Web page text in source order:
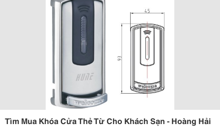
Tìm Mua Khóa Cửa Thẻ Từ Cho Khách Sạn - Hoàng Hải